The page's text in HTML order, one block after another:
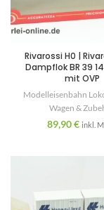
Rivarossi H0 |
Dampflok BR 39
mit OVP
Modelleisenbahn
Wagen &
89,90€ inkl.